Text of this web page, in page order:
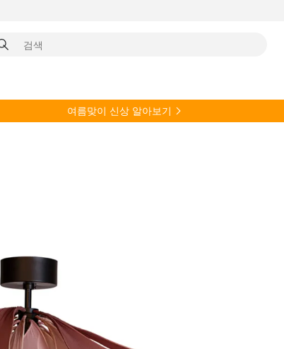
여름맞이 신상 알아보기